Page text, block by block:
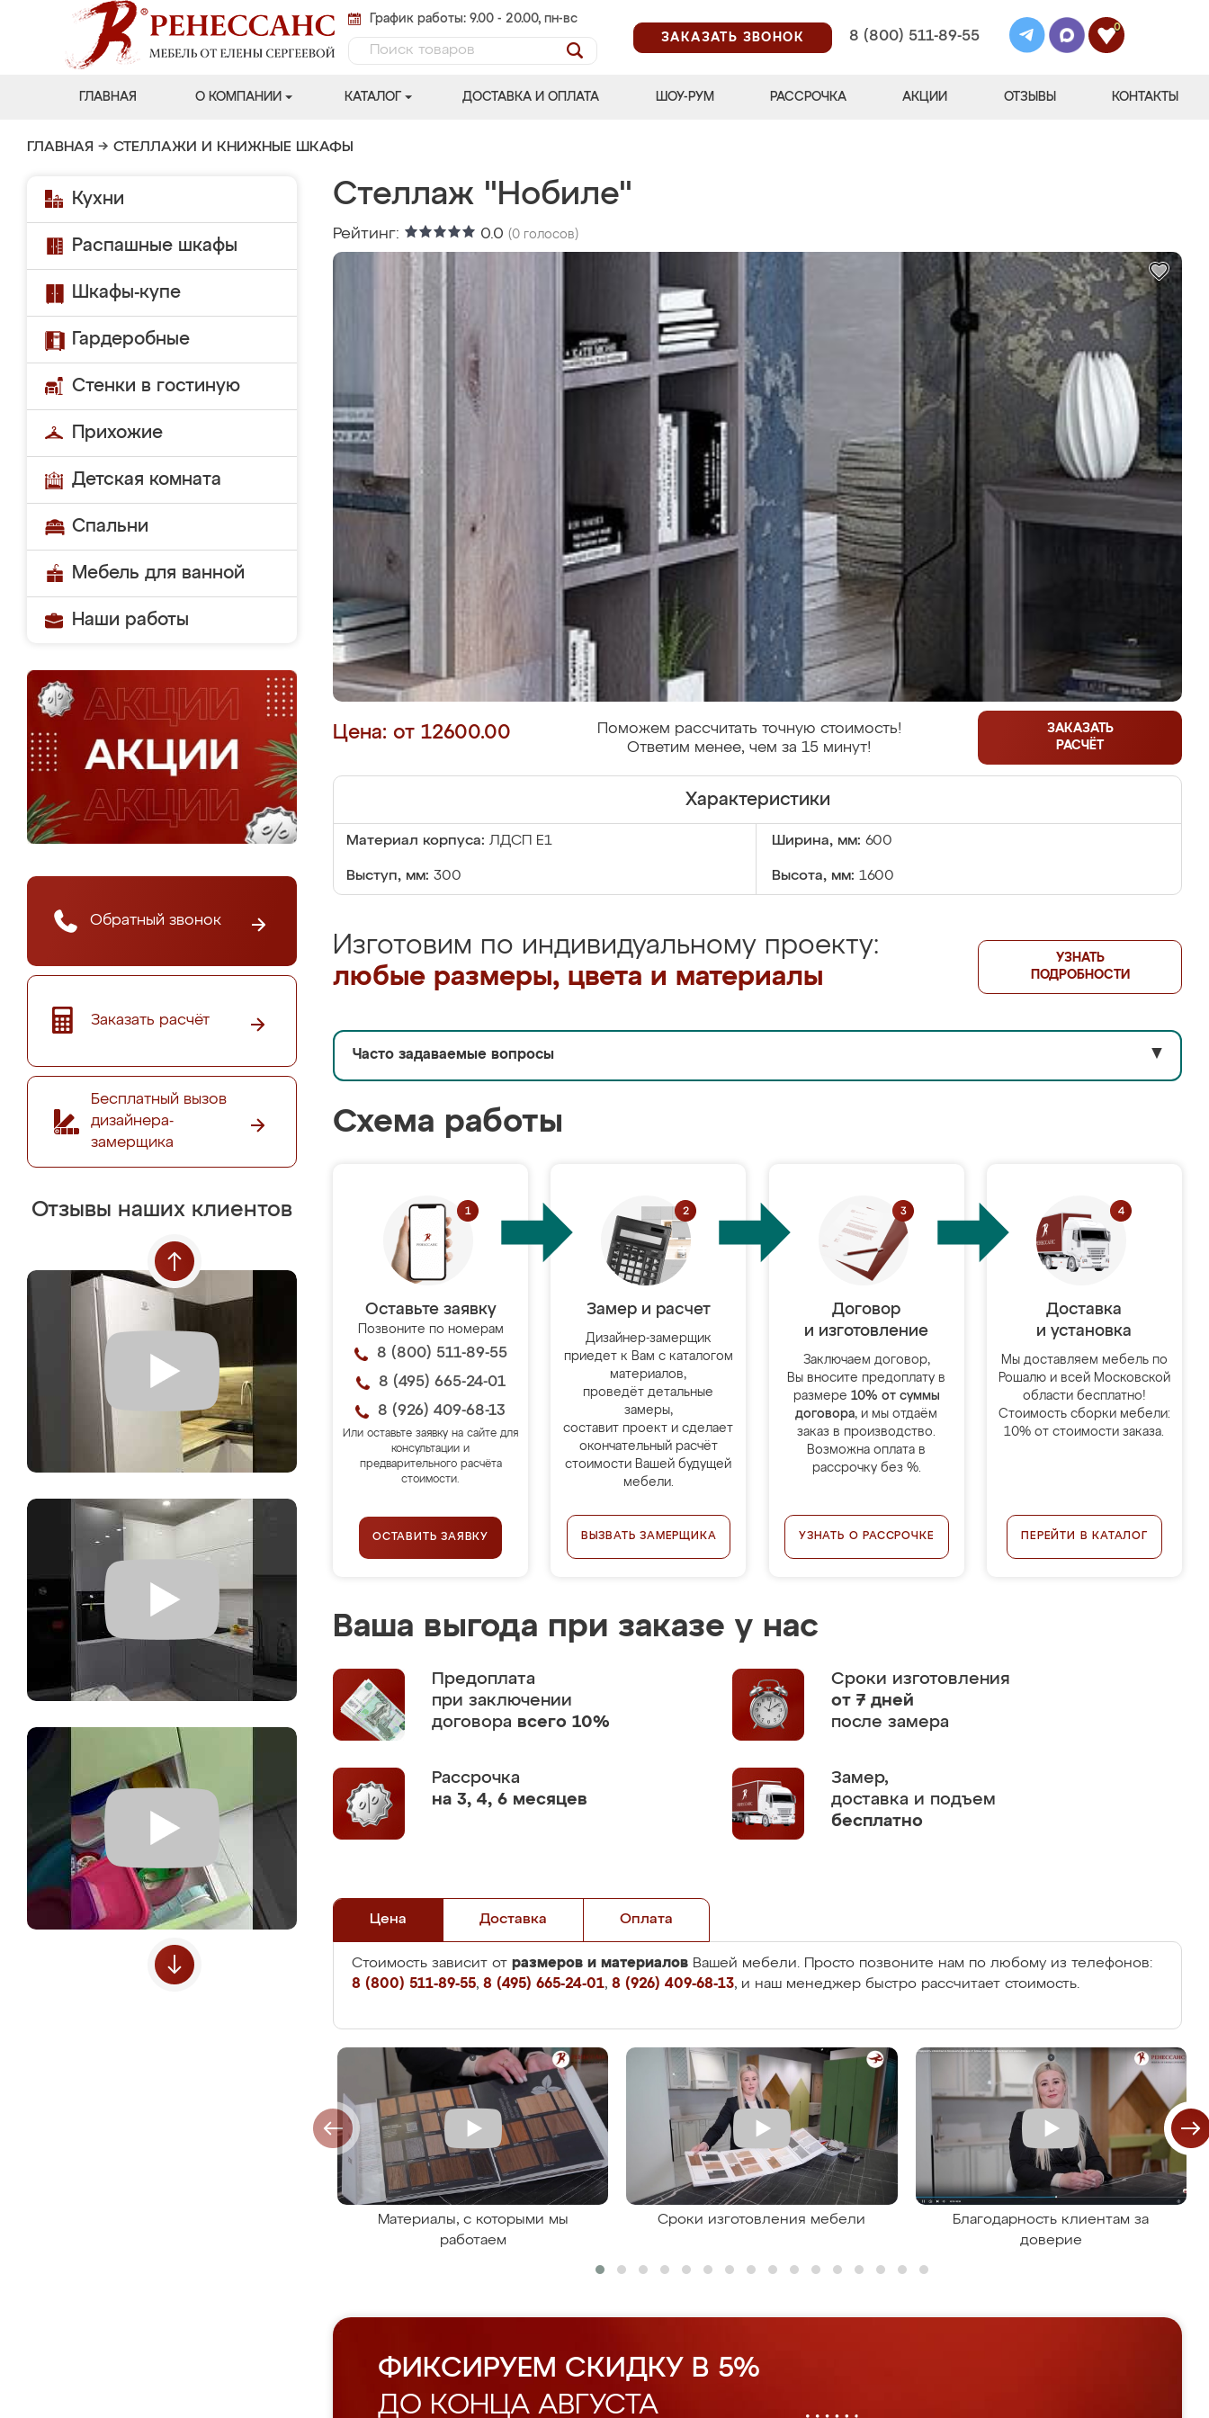
График работы: 9.00 - 20.00, пн-вс
ЗАКАЗАТЬ ЗВОНОК
8 (800) 511-89-55
0
ГЛАВНАЯ О КОМПАНИИ КАТАЛОГ ДОСТАВКА И ОПЛАТА ШОУ-РУМ РАССРОЧКА АКЦИИ ОТЗЫВЫ КОНТАКТЫ
ГЛАВНАЯ → СТЕЛЛАЖИ И КНИЖНЫЕ ШКАФЫ
Кухни
Распашные шкафы
Шкафы-купе
Гардеробные
Стенки в гостиную
Прихожие
Детская комната
Спальни
Мебель для ванной
Наши работы
Обратный звонок
Заказать расчёт
Бесплатный вызов
дизайнера-
замерщика
Отзывы наших клиентов
Стеллаж "Нобиле"
Рейтинг: 0.0 (0 голосов)
Цена: от 12600.00
Поможем рассчитать точную стоимость!
Ответим менее, чем за 15 минут!
ЗАКАЗАТЬ
РАСЧЁТ
Характеристики
Материал корпуса: ЛДСП Е1 Ширина, мм: 600
Выступ, мм: 300 Высота, мм: 1600
Изготовим по индивидуальному проекту:
любые размеры, цвета и материалы
УЗНАТЬ
ПОДРОБНОСТИ
Часто задаваемые вопросы ▼
Схема работы
Оставьте заявку
Позвоните по номерам
8 (800) 511-89-55
8 (495) 665-24-01
8 (926) 409-68-13
Или оставьте заявку на сайте для
консультации и
предварительного расчёта
стоимости.
ОСТАВИТЬ ЗАЯВКУ
Замер и расчет
Дизайнер-замерщик
приедет к Вам с каталогом
материалов,
проведёт детальные
замеры,
составит проект и сделает
окончательный расчёт
стоимости Вашей будущей
мебели.
ВЫЗВАТЬ ЗАМЕРЩИКА
Договор
и изготовление
Заключаем договор,
Вы вносите предоплату в
размере 10% от суммы
договора, и мы отдаём
заказ в производство.
Возможна оплата в
рассрочку без %.
УЗНАТЬ О РАССРОЧКЕ
Доставка
и установка
Мы доставляем мебель по
Рошалю и всей Московской
области бесплатно!
Стоимость сборки мебели:
10% от стоимости заказа.
ПЕРЕЙТИ В КАТАЛОГ
Ваша выгода при заказе у нас
Предоплата
при заключении
договора всего 10%
Сроки изготовления
от 7 дней
после замера
Рассрочка
на 3, 4, 6 месяцев
Замер,
доставка и подъем
бесплатно
Цена Доставка Оплата
Стоимость зависит от размеров и материалов Вашей мебели. Просто позвоните нам по любому из телефонов:
8 (800) 511-89-55, 8 (495) 665-24-01, 8 (926) 409-68-13, и наш менеджер быстро рассчитает стоимость.
Материалы, с которыми мы
работаем
Сроки изготовления мебели
Благодарность клиентам за
доверие
ФИКСИРУЕМ СКИДКУ В 5%
ДО КОНЦА АВГУСТА